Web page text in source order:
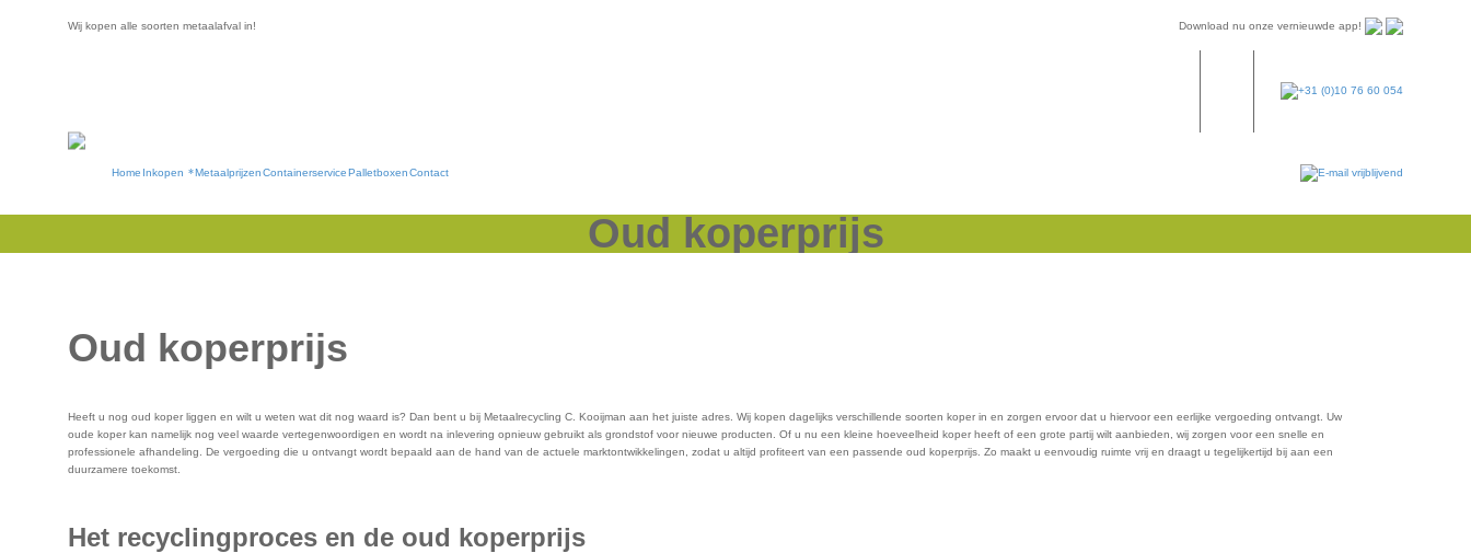
Wij kopen alle soorten metaalafval in! Download nu onze vernieuwde app!
+31 (0)10 76 60 054
Home Inkopen MetaalprijzenContainerservice PalletboxenContact E-mail vrijblijvend
Oud koperprijs
Oud koperprijs
Heeft u nog oud koper liggen en wilt u weten wat dit nog waard is? Dan bent u bij Metaalrecycling C. Kooijman aan het juiste adres. Wij kopen dagelijks verschillende soorten koper in en zorgen ervoor dat u hiervoor een eerlijke vergoeding ontvangt. Uw
oude koper kan namelijk nog veel waarde vertegenwoordigen en wordt na inlevering opnieuw gebruikt als grondstof voor nieuwe producten. Of u nu een kleine hoeveelheid koper heeft of een grote partij wilt aanbieden, wij zorgen voor een snelle en
professionele afhandeling. De vergoeding die u ontvangt wordt bepaald aan de hand van de actuele marktontwikkelingen, zodat u altijd profiteert van een passende oud koperprijs. Zo maakt u eenvoudig ruimte vrij en draagt u tegelijkertijd bij aan een
duurzamere toekomst.
Het recyclingproces en de oud koperprijs